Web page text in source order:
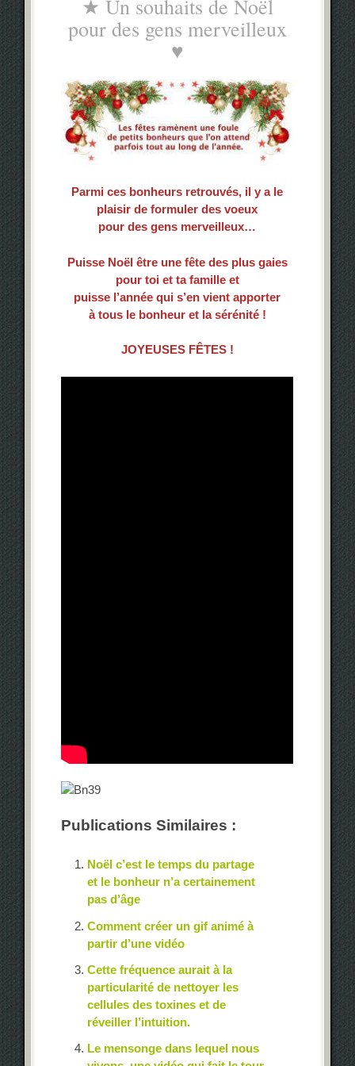
★ Un souhaits de Noël
pour des gens merveilleux
♥
Parmi ces bonheurs retrouvés, il y a le
plaisir de formuler des voeux
pour des gens merveilleux…
Puisse Noël être une fête des plus gaies
pour toi et ta famille et
puisse l’année qui s’en vient apporter
à tous le bonheur et la sérénité !
JOYEUSES FÊTES !
Publications Similaires :
Noël c’est le temps du partage
et le bonheur n’a certainement
pas d’âge
Comment créer un gif animé à
partir d’une vidéo
Cette fréquence aurait à la
particularité de nettoyer les
cellules des toxines et de
réveiller l’intuition.
Le mensonge dans lequel nous